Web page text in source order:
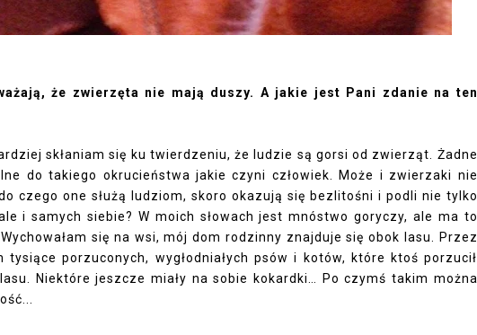
że zwierzęta nie mają duszy. A jakie jest Pani zdanie na ten
skłaniam się ku twierdzeniu, że ludzie są gorsi od zwierząt. Żadne
do takiego okrucieństwa jakie czyni człowiek. Może i zwierzaki nie
czego one służą ludziom, skoro okazują się bezlitośni i podli nie tylko
i samych siebie? W moich słowach jest mnóstwo goryczy, ale ma to
się na wsi, mój dom rodzinny znajduje się obok lasu. Przez
tysiące porzuconych, wygłodniałych psów i kotów, które ktoś porzucił
Niektóre jeszcze miały na sobie kokardki… Po czymś takim można